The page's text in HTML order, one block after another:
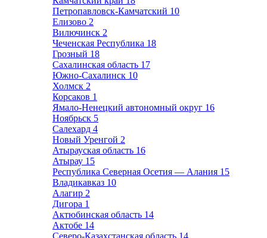
Петропавловск-Камчатский 10
Елизово 2
Вилючинск 2
Чеченская Республика 18
Грозный 18
Сахалинская область 17
Южно-Сахалинск 10
Холмск 2
Корсаков 1
Ямало-Ненецкий автономный округ 16
Ноябрьск 5
Салехард 4
Новый Уренгой 2
Атырауская область 16
Атырау 15
Республика Северная Осетия — Алания 15
Владикавказ 10
Алагир 2
Дигора 1
Актюбинская область 14
Актобе 14
Северо-Казахстанская область 14